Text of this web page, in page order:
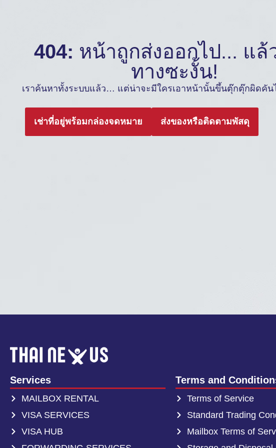
404: หน้าถูกส่งออกไป... แล้
ทางซะงั้น!
เราค้นหาทั้งระบบแล้ว… แต่น่าจะมีใครเอาหน้านั้นขึ้นตุ๊กตุ๊กผิดคัน
เช่าที่อยู่พร้อมกล่องจดหมาย ส่งของหรือติดตามพัสดุ
Services
MAILBOX RENTAL
VISA SERVICES
VISA HUB
Terms and
Terms of Service
Standard Trading
Mailbox Terms of